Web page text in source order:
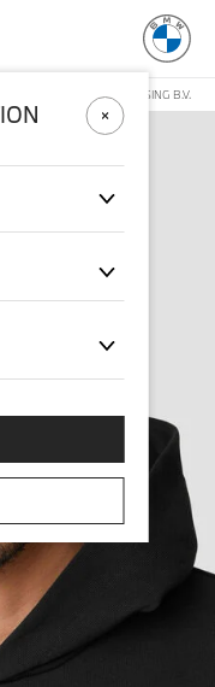
SPORTSMERCHANDISING B.V.